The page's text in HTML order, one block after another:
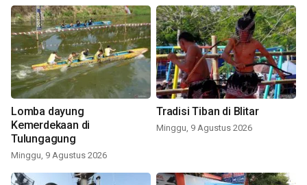
Lomba dayung
Kemerdekaan di
Tulungagung
Minggu, 9 Agustus 2026
Tradisi Tiban di Blitar
Minggu, 9 Agustus 2026